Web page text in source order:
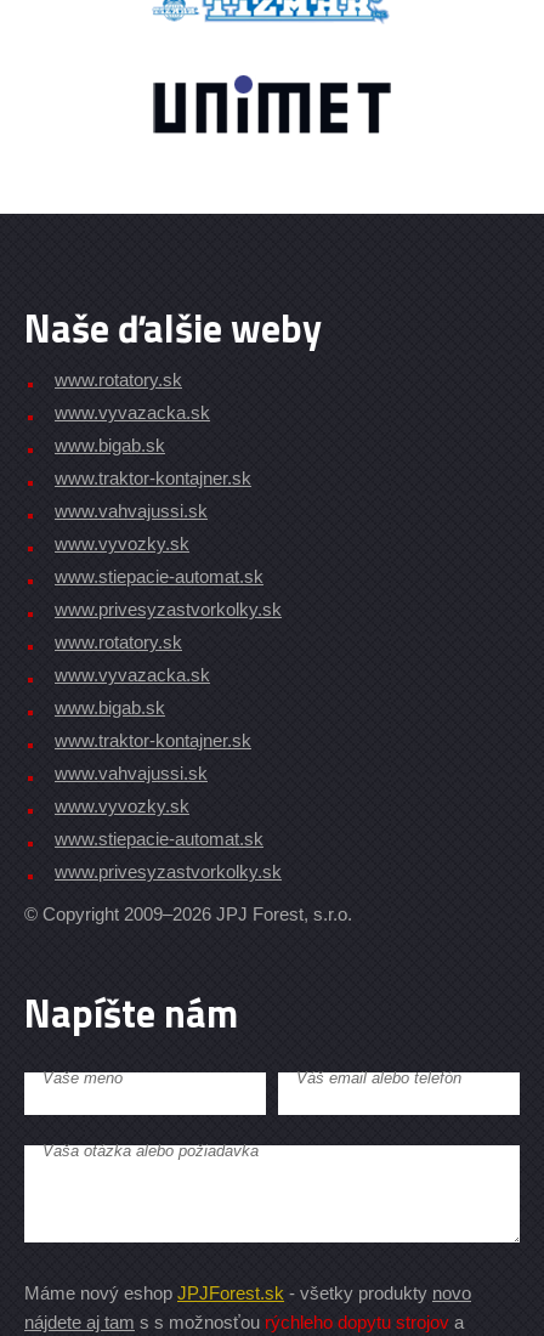
Naše ďalšie weby
www.rotatory.sk
www.vyvazacka.sk
www.bigab.sk
www.traktor-kontajner.sk
www.vahvajussi.sk
www.vyvozky.sk
www.stiepacie-automat.sk
www.privesyzastvorkolky.sk
www.rotatory.sk
www.vyvazacka.sk
www.bigab.sk
www.traktor-kontajner.sk
www.vahvajussi.sk
www.vyvozky.sk
www.stiepacie-automat.sk
www.privesyzastvorkolky.sk
© Copyright 2009–2026 JPJ Forest, s.r.o.
Napíšte nám
Vaše meno Váš email alebo telefón
Vaša otázka alebo požiadavka
Máme nový eshop JPJForest.sk - všetky produkty novo
nájdete aj tam s s možnosťou rýchleho dopytu strojov a